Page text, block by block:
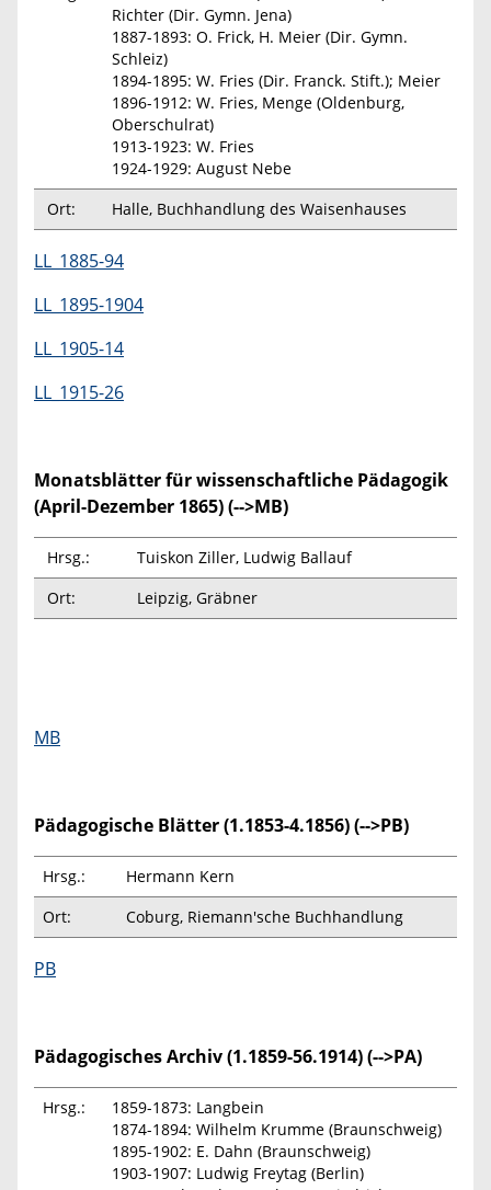
Richter (Dir. Gymn. Jena)
1887-1893: O. Frick, H. Meier (Dir. Gymn.
Schleiz)
1894-1895: W. Fries (Dir. Franck. Stift.); Meier
1896-1912: W. Fries, Menge (Oldenburg,
Oberschulrat)
1913-1923: W. Fries
1924-1929: August Nebe
Ort:
Halle, Buchhandlung des Waisenhauses
LL_1885-94
LL_1895-1904
LL_1905-14
LL_1915-26
Monatsblätter für wissenschaftliche Pädagogik
(April-Dezember 1865) (-->MB)
Hrsg.:
Tuiskon Ziller, Ludwig Ballauf
Ort:
Leipzig, Gräbner
MB
Pädagogische Blätter (1.1853-4.1856) (-->PB)
Hrsg.:
Hermann Kern
Ort:
Coburg, Riemann'sche Buchhandlung
PB
Pädagogisches Archiv (1.1859-56.1914) (-->PA)
Hrsg.:
1859-1873: Langbein
1874-1894: Wilhelm Krumme (Braunschweig)
1895-1902: E. Dahn (Braunschweig)
1903-1907: Ludwig Freytag (Berlin)